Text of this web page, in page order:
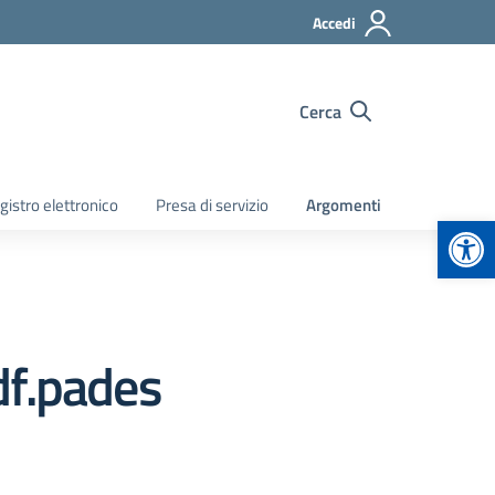
Accedi
Cerca
elettronico Presa di servizio Argomenti